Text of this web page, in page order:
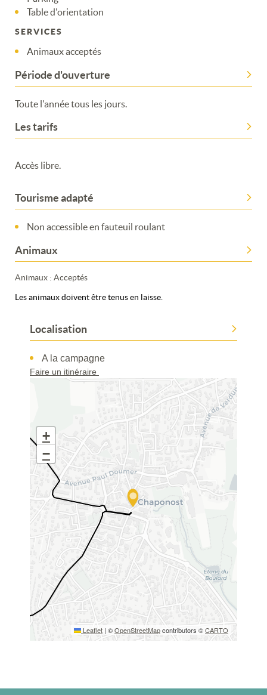
Table d'orientation
SERVICES
Animaux acceptés
Période d'ouverture
Toute l'année tous les jours.
Les tarifs
Accès libre.
Tourisme adapté
Non accessible en fauteuil roulant
Animaux
Animaux : Acceptés
Les animaux doivent être tenus en laisse.
Localisation
A la campagne
Faire un itinéraire
+
−
Leaflet | ©OpenStreetMapcontributors ©CARTO